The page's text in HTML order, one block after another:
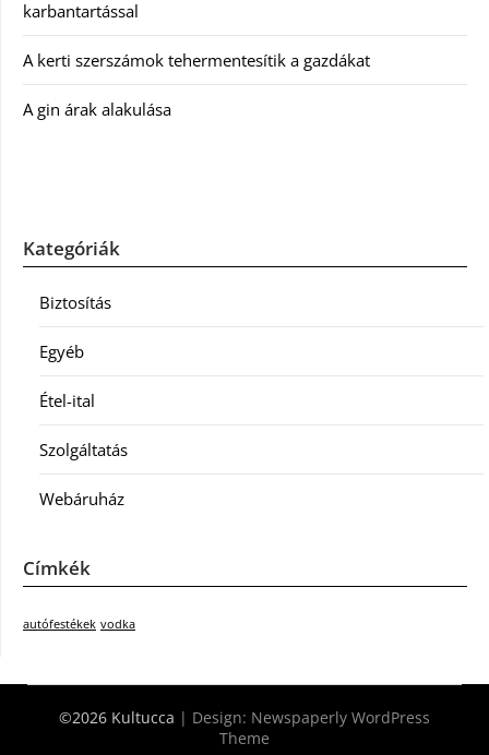
karbantartással
A kerti szerszámok tehermentesítik a gazdákat
A gin árak alakulása
Kategóriák
Biztosítás
Egyéb
Étel-ital
Szolgáltatás
Webáruház
Címkék
autófestékek vodka
©2026 Kultucca | Design: Newspaperly WordPress
Theme